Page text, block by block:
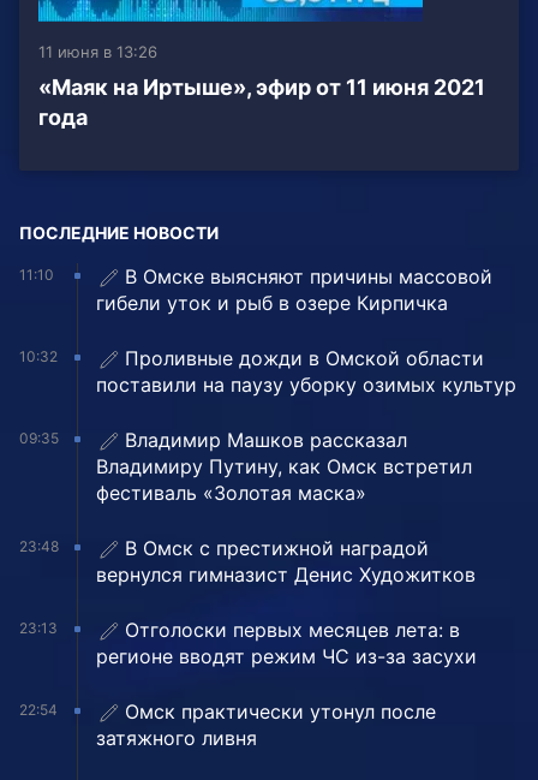
11 июня в 13:26
«Маяк на Иртыше», эфир от 11 июня 2021
года
ПОСЛЕДНИЕ НОВОСТИ
11:10
В Омске выясняют причины массовой
гибели уток и рыб в озере Кирпичка
10:32
Проливные дожди в Омской области
поставили на паузу уборку озимых культур
09:35
Владимир Машков рассказал
Владимиру Путину, как Омск встретил
фестиваль «Золотая маска»
23:48
В Омск с престижной наградой
вернулся гимназист Денис Художитков
23:13
Отголоски первых месяцев лета: в
регионе вводят режим ЧС из-за засухи
22:54
Омск практически утонул после
затяжного ливня